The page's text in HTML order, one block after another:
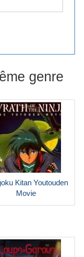
genre
Kitan Youtouden
Movie